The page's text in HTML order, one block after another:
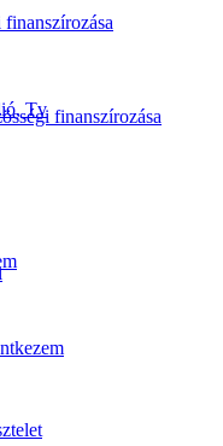
finanszírozása
Tv